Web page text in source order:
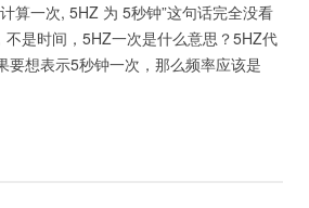
算一次, 5HZ 为 5秒钟”这句话完全没看
是时间，5HZ一次是什么意思？5HZ代
要想表示5秒钟一次，那么频率应该是